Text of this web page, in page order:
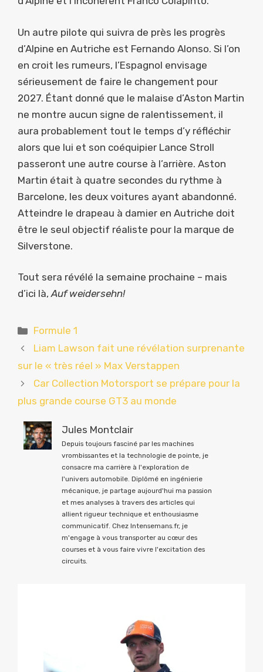
Un autre pilote qui suivra de près les progrès
d’Alpine en Autriche est Fernando Alonso. Si l’on
en croit les rumeurs, l’Espagnol envisage
sérieusement de faire le changement pour
2027. Étant donné que le malaise d’Aston Martin
ne montre aucun signe de ralentissement, il
aura probablement tout le temps d’y réfléchir
alors que lui et son coéquipier Lance Stroll
passeront une autre course à l’arrière. Aston
Martin était à quatre secondes du rythme à
Barcelone, les deux voitures ayant abandonné.
Atteindre le drapeau à damier en Autriche doit
être le seul objectif réaliste pour la marque de
Silverstone.
Tout sera révélé la semaine prochaine – mais
d’ici là, Auf weidersehn!
Catégories
Formule 1
Liam Lawson fait une révélation surprenante
sur le « très réel » Max Verstappen
Car Collection Motorsport se prépare pour la
plus grande course GT3 au monde
Jules Montclair
Depuis toujours fasciné par les machines
vrombissantes et la technologie de pointe, je
consacre ma carrière à l'exploration de
l'univers automobile. Diplômé en ingénierie
mécanique, je partage aujourd'hui ma passion
et mes analyses à travers des articles qui
allient rigueur technique et enthousiasme
communicatif. Chez Intensemans.fr, je
m'engage à vous transporter au cœur des
courses et à vous faire vivre l'excitation des
circuits.